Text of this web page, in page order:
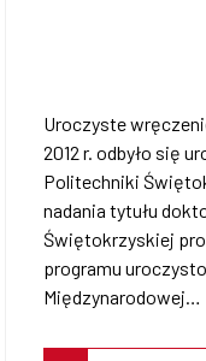
Uroczyste
2012 r. odbyło się
Politechniki
nadania tytułu
Świętokrzyskiej
programu
Międzynarodowej…